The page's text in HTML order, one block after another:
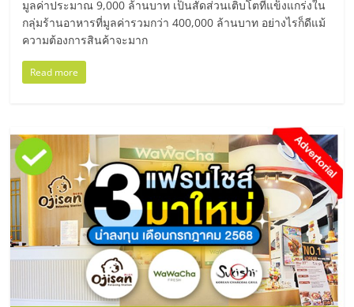
แฟ
รน
ไชส์
ขาย
หน้า
บ้าน
มูลค่าประมาณ 9,000 ล้านบาท เป็นสัดส่วนเติบโตที่แข็งแกร่งใน
กลุ่มร้านอาหารที่มูลค่ารวมกว่า 400,000 ล้านบาท อย่างไรก็ดีแม้
ความต้องการสินค้าจะมาก
Read more